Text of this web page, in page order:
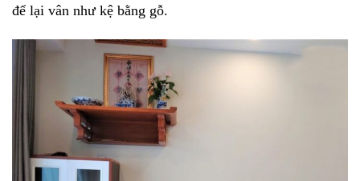
để lại vân như kệ bằng gỗ.